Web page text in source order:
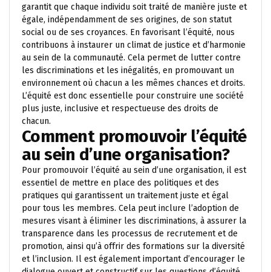
garantit que chaque individu soit traité de manière juste et
égale, indépendamment de ses origines, de son statut
social ou de ses croyances. En favorisant l’équité, nous
contribuons à instaurer un climat de justice et d’harmonie
au sein de la communauté. Cela permet de lutter contre
les discriminations et les inégalités, en promouvant un
environnement où chacun a les mêmes chances et droits.
L’équité est donc essentielle pour construire une société
plus juste, inclusive et respectueuse des droits de
chacun.
Comment promouvoir l’équité
au sein d’une organisation?
Pour promouvoir l’équité au sein d’une organisation, il est
essentiel de mettre en place des politiques et des
pratiques qui garantissent un traitement juste et égal
pour tous les membres. Cela peut inclure l’adoption de
mesures visant à éliminer les discriminations, à assurer la
transparence dans les processus de recrutement et de
promotion, ainsi qu’à offrir des formations sur la diversité
et l’inclusion. Il est également important d’encourager le